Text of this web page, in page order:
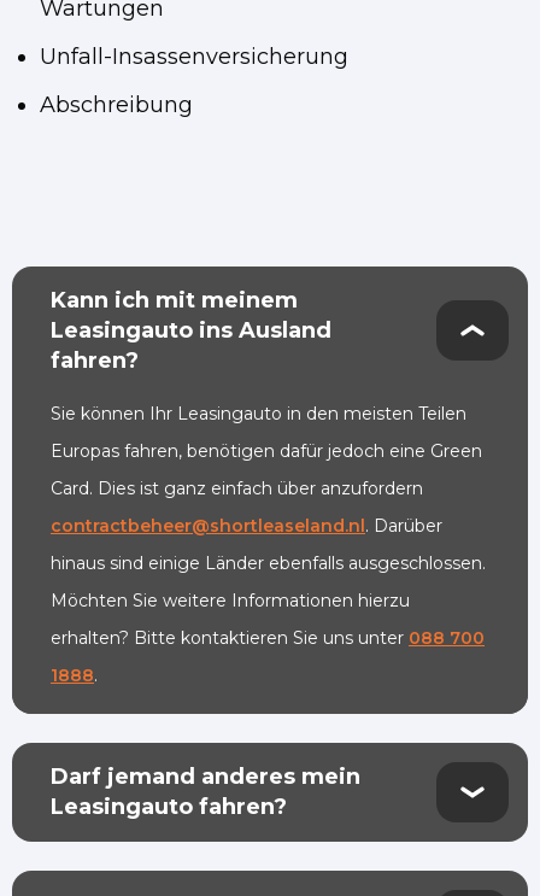
Wartungen
Unfall-Insassenversicherung
Abschreibung
Kann ich mit meinem
Leasingauto ins Ausland
fahren?
Sie können Ihr Leasingauto in den meisten Teilen
Europas fahren, benötigen dafür jedoch eine Green
Card. Dies ist ganz einfach über anzufordern
contractbeheer@shortleaseland.nl. Darüber
hinaus sind einige Länder ebenfalls ausgeschlossen.
Möchten Sie weitere Informationen hierzu
erhalten? Bitte kontaktieren Sie uns unter 088 700
1888.
Darf jemand anderes mein
Leasingauto fahren?